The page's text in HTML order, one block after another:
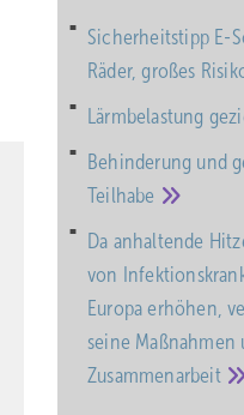
Sicherheitstipp E-
Räder, großes
Lärmbelastung
Behinderung und
Teil­habe
Da anhaltende
von
Europa erhöhen,
seine
Zusammenarbeit